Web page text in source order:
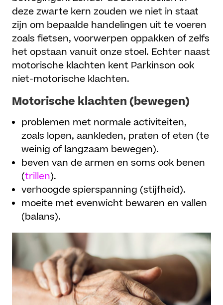
deze zwarte kern zouden we niet in staat
zijn om bepaalde handelingen uit te voeren
zoals fietsen, voorwerpen oppakken of zelfs
het opstaan vanuit onze stoel. Echter naast
motorische klachten kent Parkinson ook
niet-motorische klachten.
Motorische klachten (bewegen)
problemen met normale activiteiten,
zoals lopen, aankleden, praten of eten (te
weinig of langzaam bewegen).
beven van de armen en soms ook benen
(trillen).
verhoogde spierspanning (stijfheid).
moeite met evenwicht bewaren en vallen
(balans).